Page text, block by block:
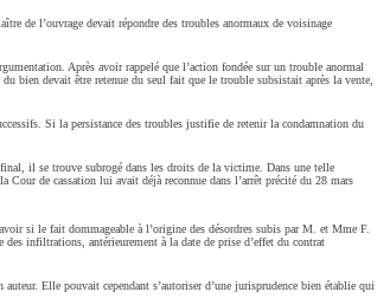
de l’ouvrage devait répondre des troubles anormaux de voisinage
Après avoir rappelé que l’action fondée sur un trouble anormal
bien devait être retenue du seul fait que le trouble subsistait après la vente,
Si la persistance des troubles justifie de retenir la condamnation du
il se trouve subrogé dans les droits de la victime. Dans une telle
de cassation lui avait déjà reconnue dans l’arrêt précité du 28 mars
si le fait dommageable à l’origine des désordres subis par M. et Mme F.
des infiltrations, antérieurement à la date de prise d’effet du contrat
Elle pouvait cependant s’autoriser d’une jurisprudence bien établie qui